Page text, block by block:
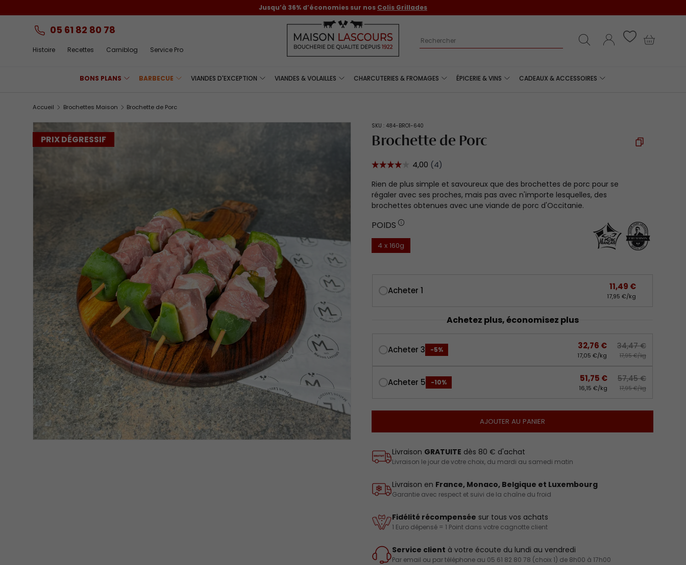
Aller au contenu
05 61 82 80 78
Histoire Recettes Carniblog Service Pro
Recherche
RechercheSe connecterPanier
BONS PLANS BARBECUE VIANDES D'EXCEPTION VIANDES & VOLAILLES CHARCUTERIES & FROMAGES ÉPICERIE & VINS CADEAUX & ACCESSOIRES
Accueil Brochettes Maison Brochette de Porc
PRIX DÉGRESSIF
SKU : 484-BRO1-640
Brochette de Porc
Rien de plus simple et savoureux que des brochettes de porc pour se
régaler avec ses proches, mais pas avec n'importe lesquelles, des
brochettes obtenues avec une viande de porc d'Occitanie.
POIDS
4 x 160g
Acheter 1 11,49 €
17,95 €/kg
Achetez plus, économisez plus
Acheter 3 -5% 32,76 €
17,05 €/kg
34,47 €
17,95 €/kg
Acheter 5 -10% 51,75 €
16,15 €/kg
57,45 €
17,95 €/kg
AJOUTER AU PANIER
Livraison GRATUITE dès 80 € d'achat
Livraison le jour de votre choix, du mardi au samedi matin
Livraison en France, Monaco, Belgique et Luxembourg
Garantie avec respect et suivi de la chaîne du froid
Fidélité récompensée sur tous vos achats
1 Euro dépensé = 1 Point dans votre cagnotte client
Service client à votre écoute du lundi au vendredi
Par email ou par téléphone au 05 61 82 80 78 (choix 1) de 8h00 à 17h00